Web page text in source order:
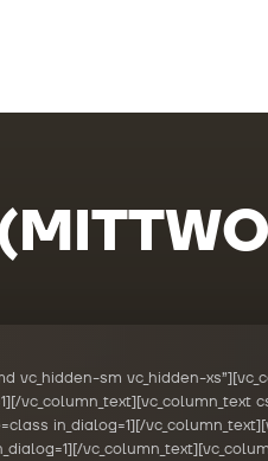
vc_hidden-sm vc_hidden-
in_dialog=1][/